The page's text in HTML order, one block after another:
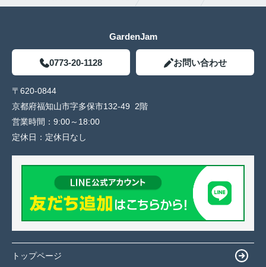
GardenJam
0773-20-1128 お問い合わせ
〒620-0844
京都府福知山市字多保市132-49 2階
営業時間： 9:00～18:00
定休日： 定休日なし
トップページ